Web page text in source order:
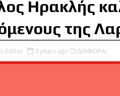
Ηρακλής
της
Editor 3 years ago ΔΙΑΦΟΡΑ,